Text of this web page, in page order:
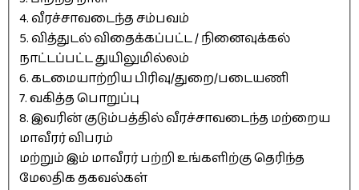
4. வீரச்சாவடைந்த சம்பவம்
5. வித்துடல் விதைக்கப்பட்ட / நினைவுக்கல்
நாட்டப்பட்ட துயிலுமில்லம்
6. கடமையாற்றிய பிரிவு/துறை/படையணி
7. வகித்த பொறுப்பு
8. இவரின் குடும்பத்தில் வீரச்சாவடைந்த மற்றைய
மாவீரர் விபரம்
மற்றும் இம் மாவீரர் பற்றி உங்களிற்கு தெரிந்த
மேலதிக தகவல்கள்